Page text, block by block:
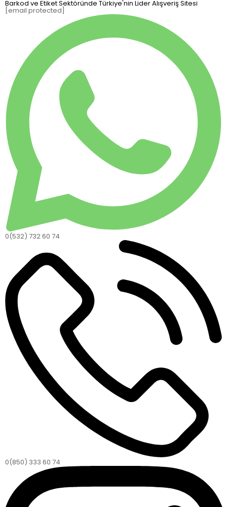
Barkod ve Etiket Sektöründe Türkiye'nin Lider Alışveriş Sitesi
[email protected]
0(532) 732 60 74
0(850) 333 60 74